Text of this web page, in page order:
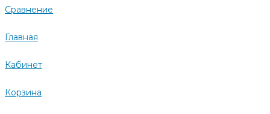
Сравнение
Главная
Кабинет
Корзина